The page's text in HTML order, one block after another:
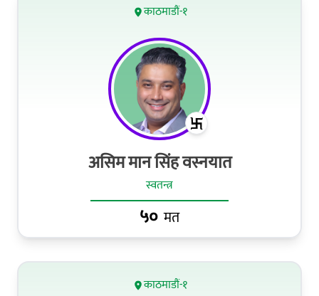
काठमाडौं-१
असिम मान सिंह वस्नयात
स्वतन्त्र
५० मत
काठमाडौं-१